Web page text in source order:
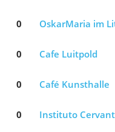
0 OskarMaria im
0 Cafe Luitpold
0 Café Kunsthalle
0 Instituto